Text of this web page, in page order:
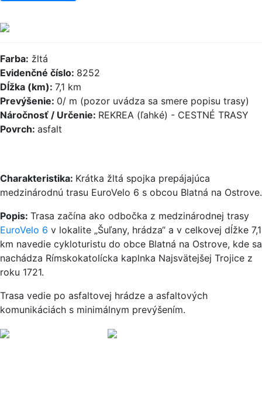
Farba: žltá
Evidenčné číslo: 8252
Dĺžka (km): 7,1 km
Prevýšenie: 0/ m (pozor uvádza sa smere popisu trasy)
Náročnosť / Určenie: REKREA (ľahké) - CESTNÉ TRASY
Povrch: asfalt
Charakteristika: Krátka žltá spojka prepájajúca
medzinárodnú trasu EuroVelo 6 s obcou Blatná na Ostrove.
Popis: Trasa začína ako odbočka z medzinárodnej trasy
EuroVelo 6 v lokalite „Šuľany, hrádza“ a v celkovej dĺžke 7,1
km navedie cykloturistu do obce Blatná na Ostrove, kde sa
nachádza Rímskokatolícka kaplnka Najsvätejšej Trojice z
roku 1721.
Trasa vedie po asfaltovej hrádze a asfaltových
komunikáciách s minimálnym prevýšením.